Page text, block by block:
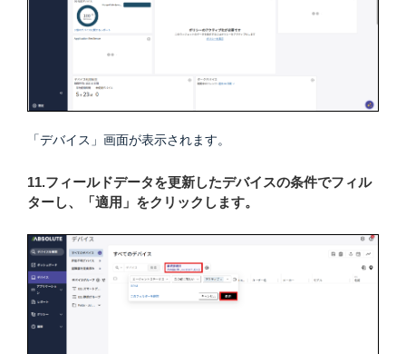
「デバイス」画面が表示されます。
11.フィールドデータを更新したデバイスの条件でフィル
ターし、「適用」をクリックします。